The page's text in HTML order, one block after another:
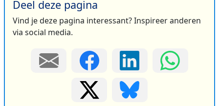
Deel deze pagina
Vind je deze pagina interessant? Inspireer anderen
via social media.